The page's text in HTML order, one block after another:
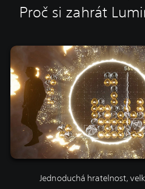
Proč si zahrát
Jednoduchá hratelnost,